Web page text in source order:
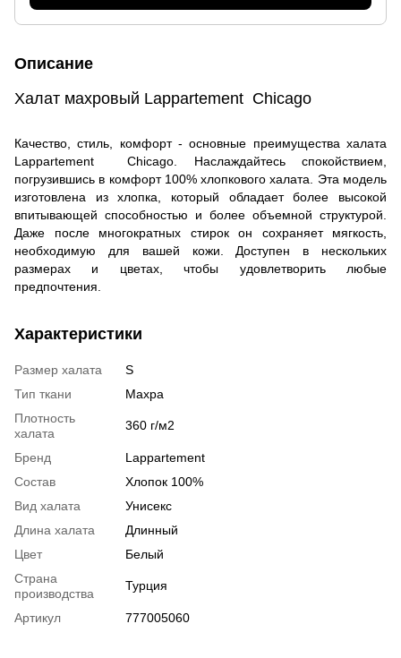
Описание
Халат махровый Lappartement Chicago
Качество, стиль, комфорт - основные преимущества халата
Lappartement Chicago. Наслаждайтесь спокойствием,
погрузившись в комфорт 100% хлопкового халата. Эта модель
изготовлена из хлопка, который обладает более высокой
впитывающей способностью и более объемной структурой.
Даже после многократных стирок он сохраняет мягкость,
необходимую для вашей кожи. Доступен в нескольких
размерах и цветах, чтобы удовлетворить любые
предпочтения.
Характеристики
Размер халата
S
Тип ткани
Махра
Плотность
халата
360 г/м2
Бренд
Lappartement
Состав
Хлопок 100%
Вид халата
Унисекс
Длина халата
Длинный
Цвет
Белый
Страна
производства
Турция
Артикул 777005060